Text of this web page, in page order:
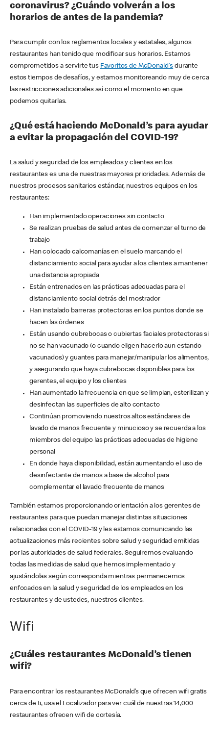
coronavirus? ¿Cuándo volverán a los
horarios de antes de la pandemia?
Para cumplir con los reglamentos locales y estatales, algunos
restaurantes han tenido que modificar sus horarios. Estamos
comprometidos a servirte tus Favoritos de McDonald's durante
estos tiempos de desafíos, y estamos monitoreando muy de cerca
las restricciones adicionales así como el momento en que
podemos quitarlas.
¿Qué está haciendo McDonald’s para ayudar
a evitar la propagación del COVID-19?
La salud y seguridad de los empleados y clientes en los
restaurantes es una de nuestras mayores prioridades. Además de
nuestros procesos sanitarios estándar, nuestros equipos en los
restaurantes:
Han implementado operaciones sin contacto
Se realizan pruebas de salud antes de comenzar el turno de
trabajo
Han colocado calcomanías en el suelo marcando el
distanciamiento social para ayudar a los clientes a mantener
una distancia apropiada
Están entrenados en las prácticas adecuadas para el
distanciamiento social detrás del mostrador
Han instalado barreras protectoras en los puntos donde se
hacen las órdenes
Están usando cubrebocas o cubiertas faciales protectoras si
no se han vacunado (o cuando eligen hacerlo aun estando
vacunados) y guantes para manejar/manipular los alimentos,
y asegurando que haya cubrebocas disponibles para los
gerentes, el equipo y los clientes
Han aumentado la frecuencia en que se limpian, esterilizan y
desinfectan las superficies de alto contacto
Continúan promoviendo nuestros altos estándares de
lavado de manos frecuente y minucioso y se recuerda a los
miembros del equipo las prácticas adecuadas de higiene
personal
En donde haya disponibilidad, están aumentando el uso de
desinfectante de manos a base de alcohol para
complementar el lavado frecuente de manos
También estamos proporcionando orientación a los gerentes de
restaurantes para que puedan manejar distintas situaciones
relacionadas con el COVID-19 y les estamos comunicando las
actualizaciones más recientes sobre salud y seguridad emitidas
por las autoridades de salud federales. Seguiremos evaluando
todas las medidas de salud que hemos implementado y
ajustándolas según corresponda mientras permanecemos
enfocados en la salud y seguridad de los empleados en los
restaurantes y de ustedes, nuestros clientes.
Wifi
¿Cuáles restaurantes McDonald’s tienen
wifi?
Para encontrar los restaurantes McDonald’s que ofrecen wifi gratis
cerca de ti, usa el Localizador para ver cuál de nuestras 14,000
restaurantes ofrecen wifi de cortesía.